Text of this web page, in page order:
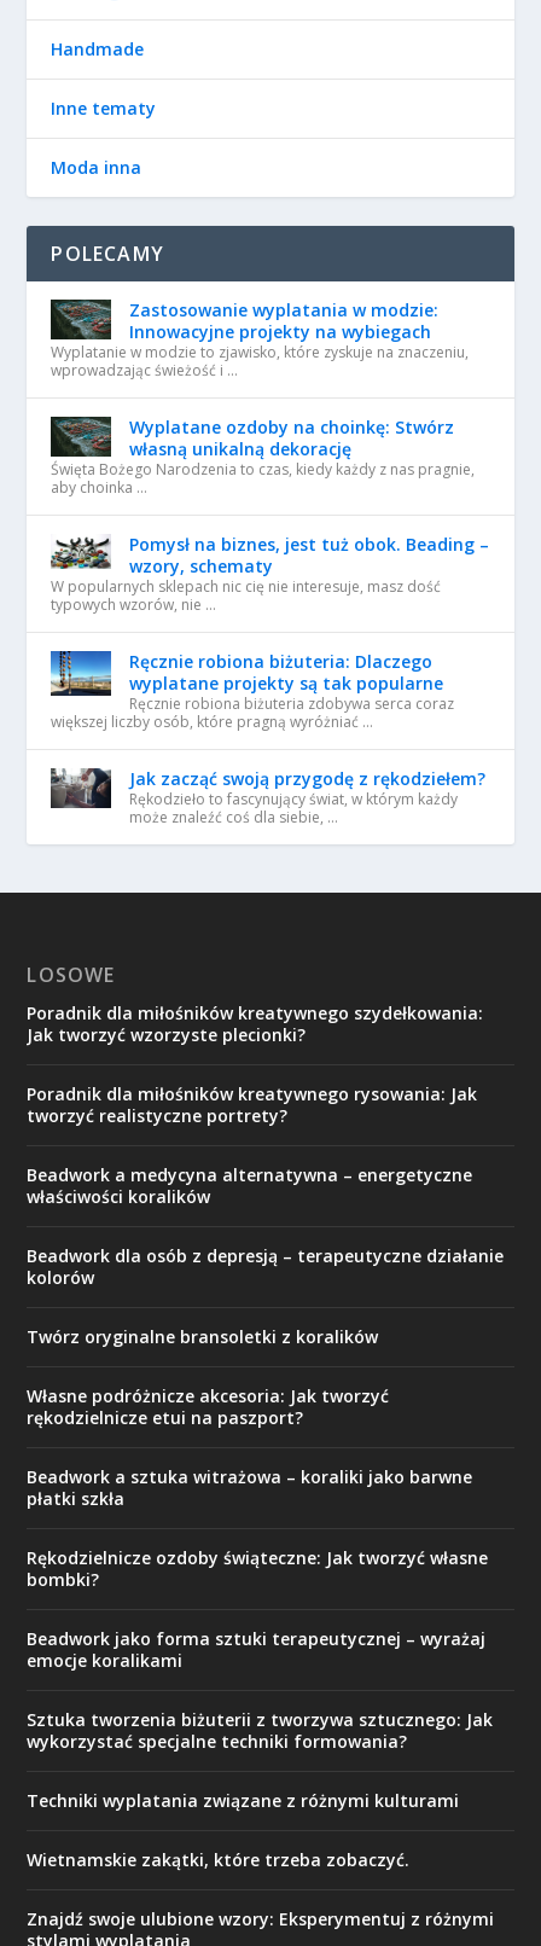
Handmade
Inne tematy
Moda inna
POLECAMY
Zastosowanie wyplatania w modzie:
Innowacyjne projekty na wybiegach
Wyplatanie w modzie to zjawisko, które zyskuje na znaczeniu,
wprowadzając świeżość i …
Wyplatane ozdoby na choinkę: Stwórz
własną unikalną dekorację
Święta Bożego Narodzenia to czas, kiedy każdy z nas pragnie,
aby choinka …
Pomysł na biznes, jest tuż obok. Beading –
wzory, schematy
W popularnych sklepach nic cię nie interesuje, masz dość
typowych wzorów, nie …
Ręcznie robiona biżuteria: Dlaczego
wyplatane projekty są tak popularne
Ręcznie robiona biżuteria zdobywa serca coraz
większej liczby osób, które pragną wyróżniać …
Jak zacząć swoją przygodę z rękodziełem?
Rękodzieło to fascynujący świat, w którym każdy
może znaleźć coś dla siebie, …
LOSOWE
Poradnik dla miłośników kreatywnego szydełkowania:
Jak tworzyć wzorzyste plecionki?
Poradnik dla miłośników kreatywnego rysowania: Jak
tworzyć realistyczne portrety?
Beadwork a medycyna alternatywna – energetyczne
właściwości koralików
Beadwork dla osób z depresją – terapeutyczne działanie
kolorów
Twórz oryginalne bransoletki z koralików
Własne podróżnicze akcesoria: Jak tworzyć
rękodzielnicze etui na paszport?
Beadwork a sztuka witrażowa – koraliki jako barwne
płatki szkła
Rękodzielnicze ozdoby świąteczne: Jak tworzyć własne
bombki?
Beadwork jako forma sztuki terapeutycznej – wyrażaj
emocje koralikami
Sztuka tworzenia biżuterii z tworzywa sztucznego: Jak
wykorzystać specjalne techniki formowania?
Techniki wyplatania związane z różnymi kulturami
Wietnamskie zakątki, które trzeba zobaczyć.
Znajdź swoje ulubione wzory: Eksperymentuj z różnymi
stylami wyplatania